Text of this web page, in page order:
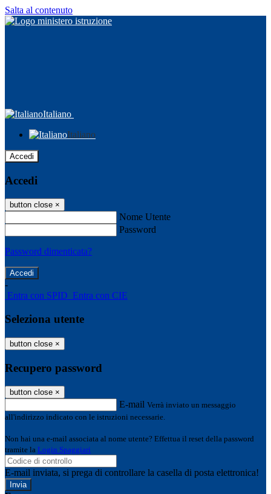
Salta al contenuto
Italiano
Italiano
Accedi
Accedi
button close ×
Nome Utente
Password
Password dimenticata?
-
Entra con SPID Entra con CIE
Seleziona utente
button close ×
Recupero password
button close ×
E-mail Verrà inviato un messaggio
all'indirizzo indicato con le istruzioni necessarie.
Non hai una e-mail associata al nome utente? Effettua il reset della password
tramite la Login Spaggiari
E-mail inviata, si prega di controllare la casella di posta elettronica!